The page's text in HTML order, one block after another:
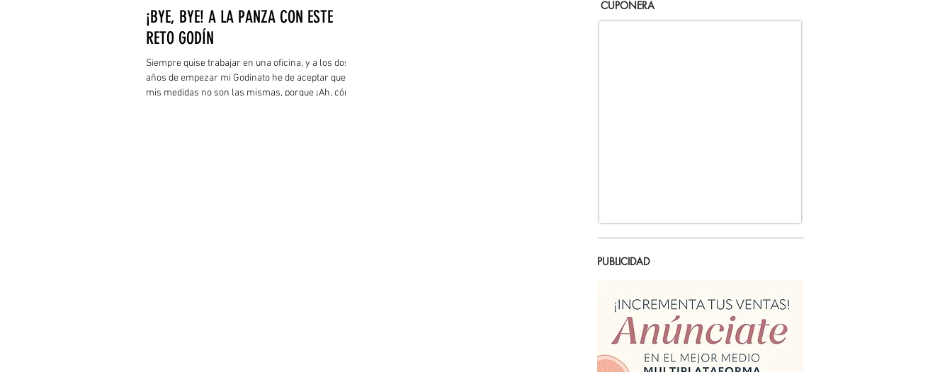
¡BYE, BYE! A LA PANZA CON ESTE
RETO GODÍN
Siempre quise trabajar en una oficina, y a los dos
años de empezar mi Godinato he de aceptar que
mis medidas no son las mismas, porque ¡Ah, cómo
CUPONERA
PUBLICIDAD